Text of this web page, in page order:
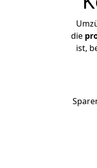
die
ist,